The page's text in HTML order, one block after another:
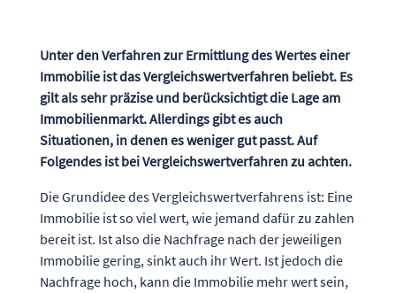
Unter den Verfahren zur Ermittlung des Wertes einer
Immobilie ist das Vergleichswertverfahren beliebt. Es
gilt als sehr präzise und berücksichtigt die Lage am
Immobilienmarkt. Allerdings gibt es auch
Situationen, in denen es weniger gut passt. Auf
Folgendes ist bei Vergleichswertverfahren zu achten.
Die Grundidee des Vergleichswertverfahrens ist: Eine
Immobilie ist so viel wert, wie jemand dafür zu zahlen
bereit ist. Ist also die Nachfrage nach der jeweiligen
Immobilie gering, sinkt auch ihr Wert. Ist jedoch die
Nachfrage hoch, kann die Immobilie mehr wert sein,